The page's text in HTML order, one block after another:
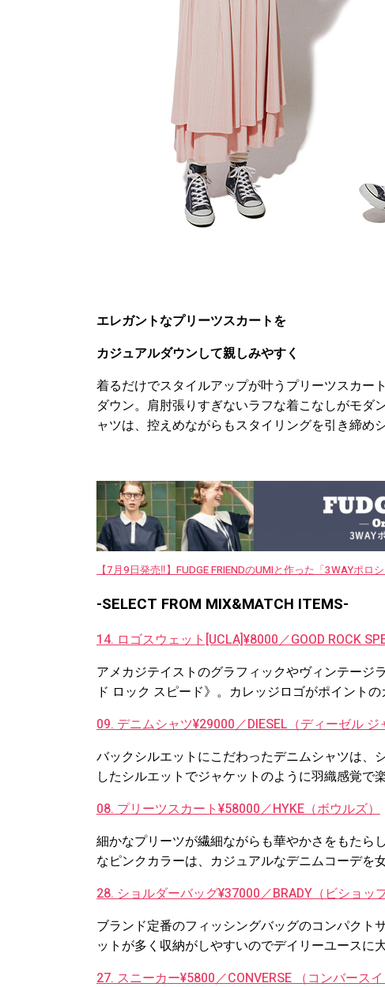
エレガントなプリーツスカートを
カジュアルダウンして親しみやすく
着るだけでスタイルアップが叶うプリーツスカー
ダウン。肩肘張りすぎないラフな着こなしがモ
ャツは、控えめながらもスタイリングを引き締め
【7月9日発売‼︎】FUDGE FRIENDのUMIと作った「3WAYポロ
-SELECT FROM MIX&MATCH ITEMS-
14. ロゴスウェット[UCLA]¥8000／GOOD ROCK
アメカジテイストのグラフィックやヴィンテージ
ド ロック スピード》。カレッジロゴがポイントの
09. デニムシャツ¥29000／DIESEL（ディーゼル ジ
バックシルエットにこだわったデニムシャツは、
したシルエットでジャケットのように羽織感覚で
08. プリーツスカート¥58000／HYKE（ボウルズ）
細かなプリーツが繊細ながらも華やかさをもたら
なピンクカラーは、カジュアルなデニムコーデを
28. ショルダーバッグ¥37000／BRADY（ビショッ
ブランド定番のフィッシングバッグのコンパクト
ットが多く収納がしやすいのでデイリーユースに
27. スニーカー¥5800／CONVERSE （コンバース